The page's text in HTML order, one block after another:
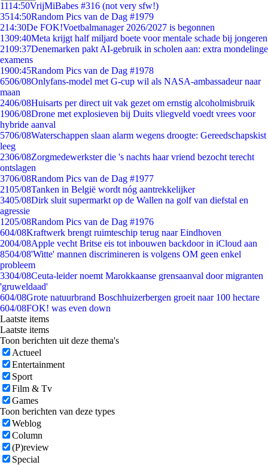
1114:50VrijMiBabes #316 (not very sfw!)
3514:50Random Pics van de Dag #1979
214:30De FOK!Voetbalmanager 2026/2027 is begonnen
1309:40Meta krijgt half miljard boete voor mentale schade bij jongeren
2109:37Denemarken pakt AI-gebruik in scholen aan: extra mondelinge
examens
1900:45Random Pics van de Dag #1978
6506/08Onlyfans-model met G-cup wil als NASA-ambassadeur naar
maan
2406/08Huisarts per direct uit vak gezet om ernstig alcoholmisbruik
1906/08Drone met explosieven bij Duits vliegveld voedt vrees voor
hybride aanval
5706/08Waterschappen slaan alarm wegens droogte: Gereedschapskist
leeg
2306/08Zorgmedewerkster die 's nachts haar vriend bezocht terecht
ontslagen
3706/08Random Pics van de Dag #1977
2105/08Tanken in België wordt nóg aantrekkelijker
3405/08Dirk sluit supermarkt op de Wallen na golf van diefstal en
agressie
1205/08Random Pics van de Dag #1976
604/08Kraftwerk brengt ruimteschip terug naar Eindhoven
2004/08Apple vecht Britse eis tot inbouwen backdoor in iCloud aan
8504/08'Witte' mannen discrimineren is volgens OM geen enkel
probleem
3304/08Ceuta-leider noemt Marokkaanse grensaanval door migranten
'gruweldaad'
604/08Grote natuurbrand Boschhuizerbergen groeit naar 100 hectare
604/08FOK! was even down
Laatste items
Laatste items
Toon berichten uit deze thema's
Actueel
Entertainment
Sport
Film & Tv
Games
Toon berichten van deze types
Weblog
Column
(P)review
Special